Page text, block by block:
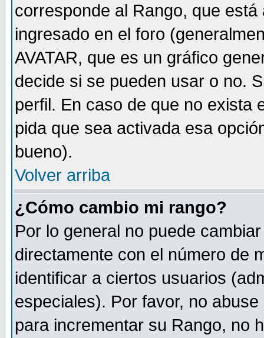
corresponde al Rango, que
ingresado en el foro
AVATAR, que es un gráfico
decide si se pueden usar o no.
perfil. En caso de que no exista
pida que sea activada esa
bueno).
Volver arriba
¿Cómo cambio mi rango?
Por lo general no puede
directamente con el número de
identificar a ciertos usuarios
especiales). Por favor, no
para incrementar su Rango, no